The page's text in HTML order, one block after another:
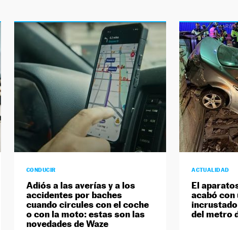
CONDUCIR
Adiós a las averías y a los
accidentes por baches
cuando circules con el coche
o con la moto: estas son las
novedades de Waze
ACTUALIDAD
El
acabó con
del metro